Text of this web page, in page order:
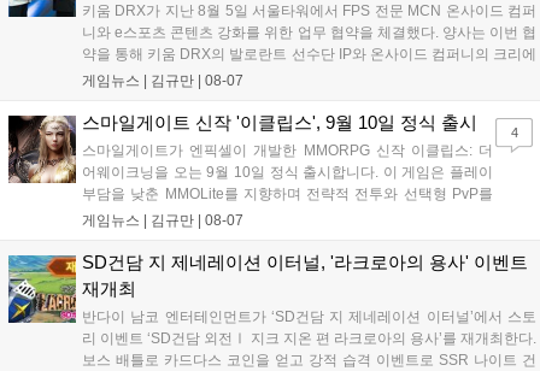
키움 DRX가 지난 8월 5일 서울타워에서 FPS 전문 MCN 온사이드 컴퍼
니와 e스포츠 콘텐츠 강화를 위한 업무 협약을 체결했다. 양사는 이번 협
약을 통해 키움 DRX의 발로란트 선수단 IP와 온사이드 컴퍼니의 크리에
이터 네트워크를 결합하여 정규 및 특별 콘텐츠를 공동 기획한다. 또한
오프라인 연계 프로그램을 순차적으로 선보이며 e스포츠 생태계 확장에
게임뉴스 | 김규만 | 08-07
스마일게이트 신작 '이클립스', 9월 10일 정식 출시
스마일게이트가 엔픽셀이 개발한 MMORPG 신작 이클립스: 더
어웨이크닝을 오는 9월 10일 정식 출시합니다. 이 게임은 플레이
부담을 낮춘 MMOLite를 지향하며 전략적 전투와 선택형 PvP를
특징으로 합니다. 현재 공식 홈페이지와 앱 마켓에서 사전등록을
니다. 또한 카카오톡 채널 추가 시 주차별 스페셜 쿠폰과 한정 스
킨, 경품 이벤트 등 풍성한 혜택을 마련해 이용자들의 기대를 모
으고 있습니다....
게임뉴스 | 김규만 | 08-07
4
SD건담 지 제네레이션 이터널, '라크로아의 용사' 이벤트
재개최
반다이 남코 엔터테인먼트가 ‘SD건담 지 제네레이션 이터널’에서 스토
리 이벤트 ‘SD건담 외전Ⅰ 지크 지온 편 라크로아의 용사’를 재개최한다.
보스 배틀로 카드다스 코인을 얻고 강적 습격 이벤트로 SSR 나이트 건